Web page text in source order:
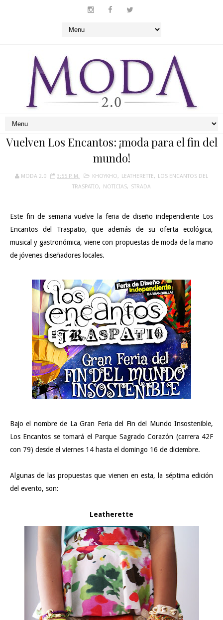
Vuelven Los Encantos: ¡moda para el fin del
mundo!
MODA 2.0 3:55 P. M. KHOYKHO, LEATHERETTE, LOS ENCANTOS DEL
TRASPATIO, NOTICIAS, STRADA
Este fin de semana vuelve la feria de diseño independiente Los
Encantos del Traspatio, que además de su oferta ecológica,
musical y gastronómica, viene con propuestas de moda de la mano
de jóvenes diseñadores locales.
Bajo el nombre de La Gran Feria del Fin del Mundo Insostenible,
Los Encantos se tomará el Parque Sagrado Corazón (carrera 42F
con 79) desde el viernes 14 hasta el domingo 16 de diciembre.
Algunas de las propuestas que vienen en esta, la séptima edición
del evento, son:
Leatherette